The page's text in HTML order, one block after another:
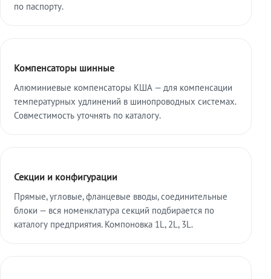
по паспорту.
Компенсаторы шинные
Алюминиевые компенсаторы КША — для компенсации
температурных удлинений в шинопроводных системах.
Совместимость уточнять по каталогу.
Секции и конфигурации
Прямые, угловые, фланцевые вводы, соединительные
блоки — вся номенклатура секций подбирается по
каталогу предприятия. Компоновка 1L, 2L, 3L.